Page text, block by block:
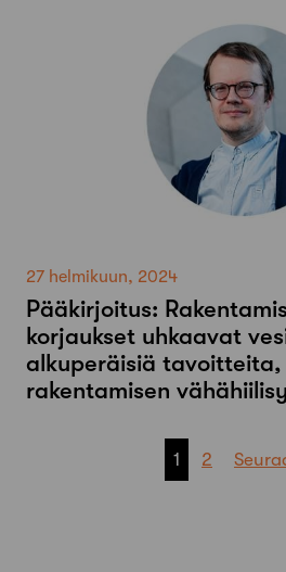
27 helmikuun, 2024
Pääkirjoitus:
korjaukset uhkaavat
alkuperäisiä tavoitteita,
rakentamisen
1 2